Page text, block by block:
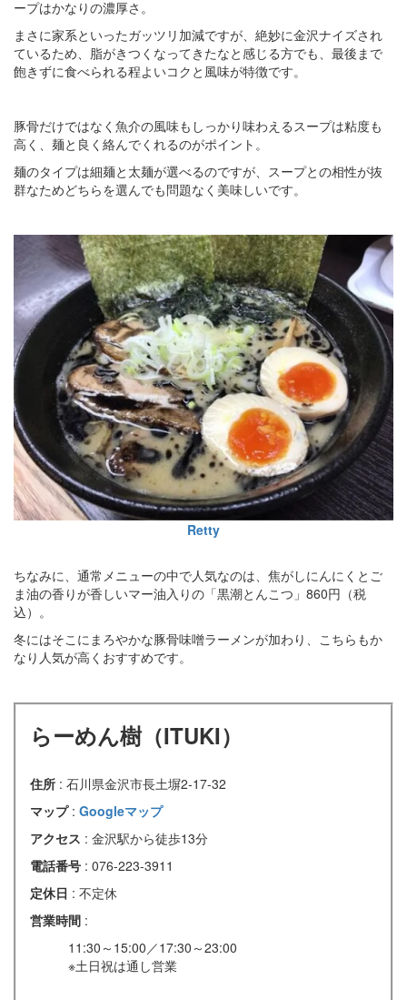
ープはかなりの濃厚さ。
まさに家系といったガッツリ加減ですが、絶妙に金沢ナイズされ
ているため、脂がきつくなってきたなと感じる方でも、最後まで
飽きずに食べられる程よいコクと風味が特徴です。
豚骨だけではなく魚介の風味もしっかり味わえるスープは粘度も
高く、麺と良く絡んでくれるのがポイント。
麺のタイプは細麺と太麺が選べるのですが、スープとの相性が抜
群なためどちらを選んでも問題なく美味しいです。
Retty
ちなみに、通常メニューの中で人気なのは、焦がしにんにくとご
ま油の香りが香しいマー油入りの「黒潮とんこつ」860円（税
込）。
冬にはそこにまろやかな豚骨味噌ラーメンが加わり、こちらもか
なり人気が高くおすすめです。
らーめん樹（ITUKI）
住所 : 石川県金沢市長土塀2-17-32
マップ : Googleマップ
アクセス : 金沢駅から徒歩13分
電話番号 : 076-223-3911
定休日 : 不定休
営業時間 :
11:30～15:00／17:30～23:00
※土日祝は通し営業